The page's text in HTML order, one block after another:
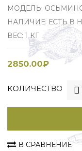
МОДЕЛЬ:
НАЛИЧИЕ: ЕСТЬ В
ВЕС: 1 КГ
2850.00₽
КОЛИЧЕСТВО
В СРАВНЕНИЕ